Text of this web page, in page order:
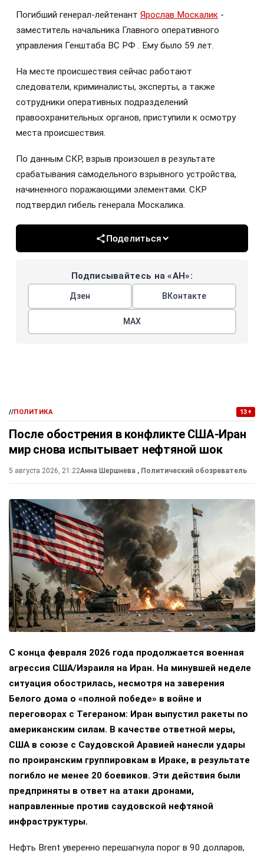
Погибший генерал-лейтенант Ярослав Москалик -
заместитель начальника Главного оперативного
управления Генштаба ВС РФ . Ему было 59 лет.
На месте происшествия сейчас работают
следователи, криминалисты, эксперты, а также
сотрудники оперативных подразделений
правоохранительных органов, приступили к осмотру
места происшествия.
По данным СКР, взрыв произошел в результате
срабатывания самодельного взрывного устройства,
начиненного поражающими элементами. СКР
подтвердил гибель генерала Москалика.
Поделиться
Подписывайтесь на «АН»:
Дзен ВКонтакте
МАХ
//ПОЛИТИКА 13+
После обострения в конфликте США-Иран
мир снова испытывает нефтяной шок
5 августа 2026, 21:22Анна Шершнева , Политический обозреватель
С конца февраля 2026 года продолжается военная
агрессия США/Израиля на Иран. На минувшей неделе
ситуация обострилась, несмотря на заверения
Белого дома о «полной победе» в войне и
переговорах с Тегераном: Иран выпустил ракеты по
американским силам. В качестве ответной меры,
США в союзе с Саудовской Аравией нанесли удары
по проиранским группировкам в Ираке, в результате
погибло не менее 20 боевиков. Эти действия были
предприняты в ответ на атаки дронами,
направленные против саудовской нефтяной
инфраструктуры.
Нефть Brent уверенно перешагнула порог в 90 долларов,